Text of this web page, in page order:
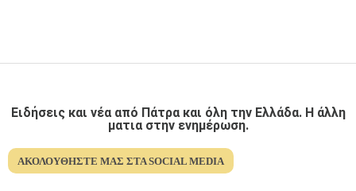
Ειδήσεις και νέα από Πάτρα και όλη την Ελλάδα. Η άλλη
ματια στην ενημέρωση.
ΑΚΟΛΟΥΘΉΣΤΕ ΜΑΣ ΣΤΑ SOCIAL MEDIA